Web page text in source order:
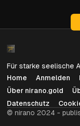
Für starke seelische
Home
Anmelden
Über nirano.gold
Datenschutz
© nirano 2024 -